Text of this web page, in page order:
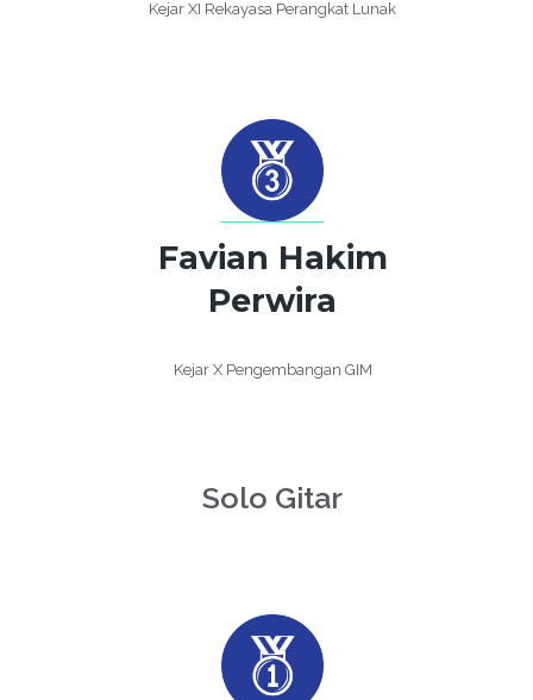
Kejar XI Rekayasa Perangkat Lunak
Favian Hakim
Perwira
Kejar X Pengembangan GIM
Solo Gitar